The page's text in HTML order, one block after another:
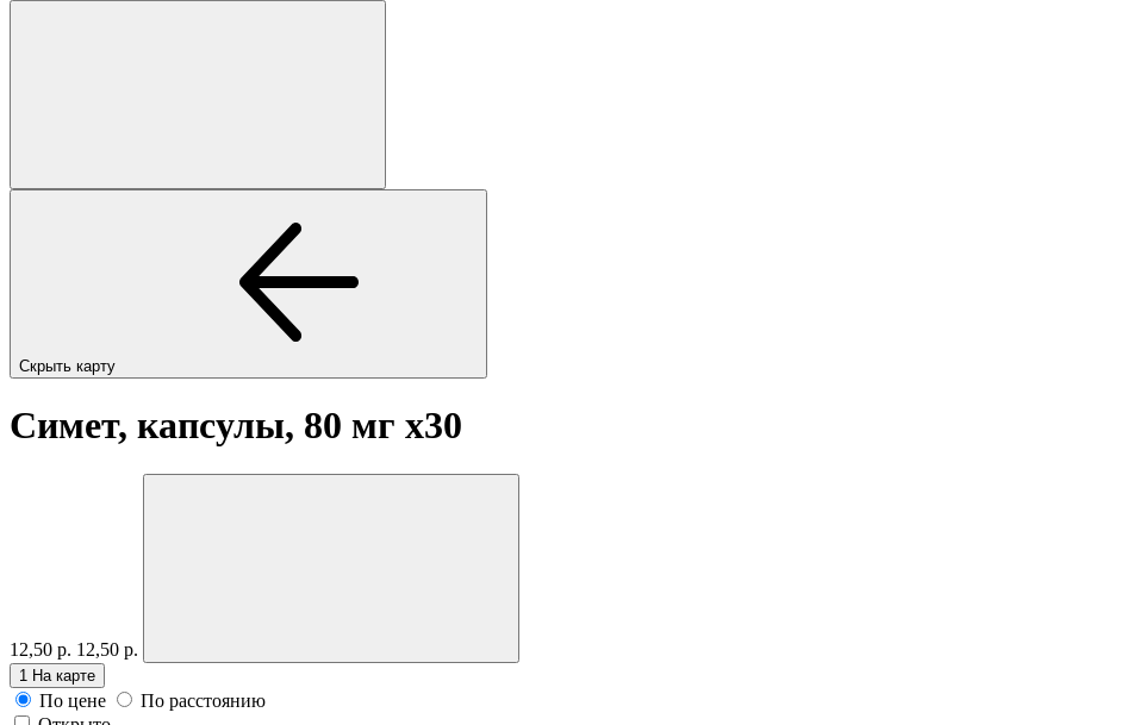
Скрыть карту
Симет, капсулы, 80 мг x30
12,50 р. 12,50 р.
1 На карте
По цене
По расстоянию